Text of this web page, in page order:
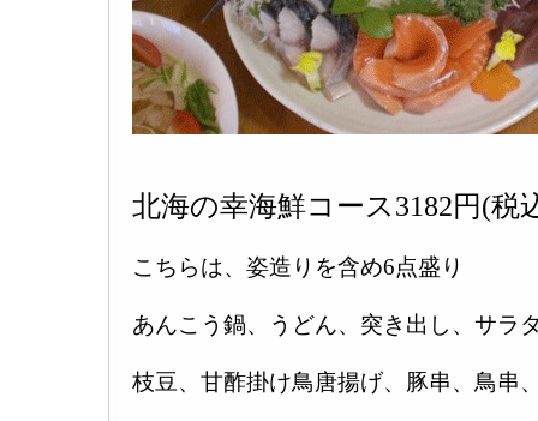
北海の幸海鮮コース3182円(税
こちらは、姿造りを含め6点盛り
あんこう鍋、うどん、突き出し、サラ
枝豆、甘酢掛け鳥唐揚げ、豚串、鳥串